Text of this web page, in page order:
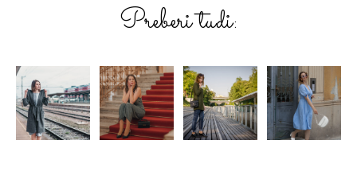
Preberi tudi: